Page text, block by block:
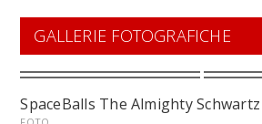
GALLERIE FOTOGRAFICHE
SpaceBalls The Almighty Schwartz